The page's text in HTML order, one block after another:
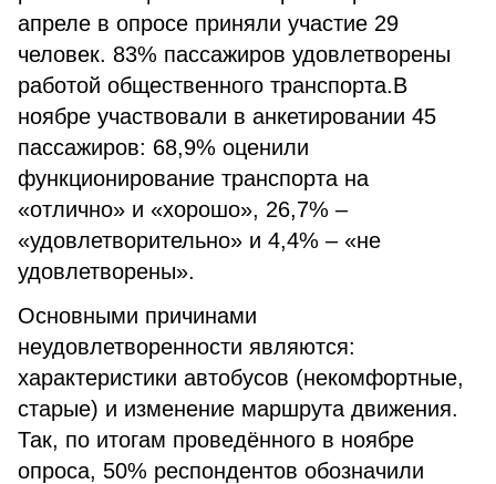
апреле в опросе приняли участие 29
человек. 83% пассажиров удовлетворены
работой общественного транспорта.В
ноябре участвовали в анкетировании 45
пассажиров: 68,9% оценили
функционирование транспорта на
«отлично» и «хорошо», 26,7% –
«удовлетворительно» и 4,4% – «не
удовлетворены».
Основными причинами
неудовлетворенности являются:
характеристики автобусов (некомфортные,
старые) и изменение маршрута движения.
Так, по итогам проведённого в ноябре
опроса, 50% респондентов обозначили